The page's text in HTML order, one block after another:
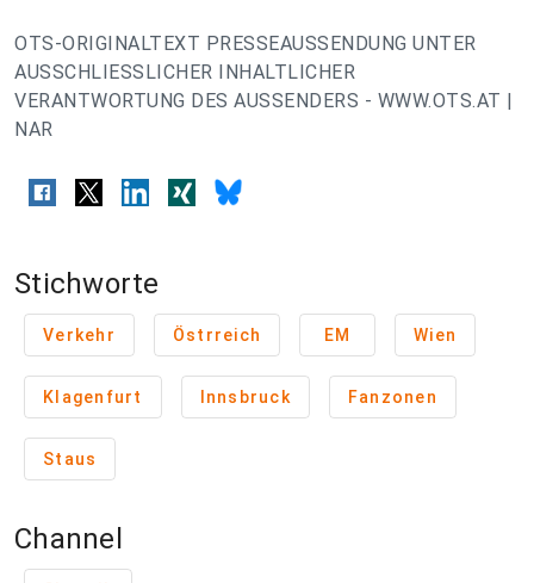
OTS-ORIGINALTEXT PRESSEAUSSENDUNG UNTER
AUSSCHLIESSLICHER INHALTLICHER
VERANTWORTUNG DES AUSSENDERS - WWW.OTS.AT |
NAR
Stichworte
Verkehr Östrreich EM Wien
Klagenfurt Innsbruck Fanzonen
Staus
Channel